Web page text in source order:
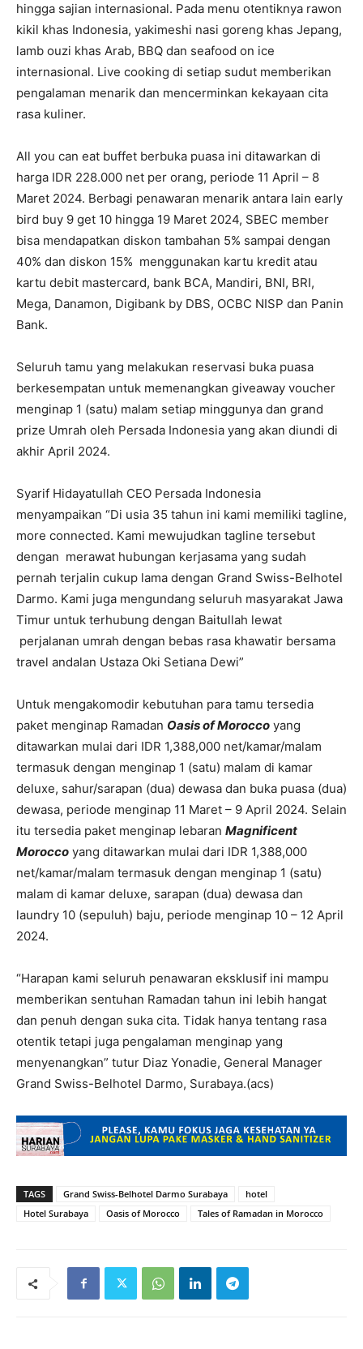
hingga sajian internasional. Pada menu otentiknya rawon
kikil khas Indonesia, yakimeshi nasi goreng khas Jepang,
lamb ouzi khas Arab, BBQ dan seafood on ice
internasional. Live cooking di setiap sudut memberikan
pengalaman menarik dan mencerminkan kekayaan cita
rasa kuliner.
All you can eat buffet berbuka puasa ini ditawarkan di
harga IDR 228.000 net per orang, periode 11 April – 8
Maret 2024. Berbagi penawaran menarik antara lain early
bird buy 9 get 10 hingga 19 Maret 2024, SBEC member
bisa mendapatkan diskon tambahan 5% sampai dengan
40% dan diskon 15% menggunakan kartu kredit atau
kartu debit mastercard, bank BCA, Mandiri, BNI, BRI,
Mega, Danamon, Digibank by DBS, OCBC NISP dan Panin
Bank.
Seluruh tamu yang melakukan reservasi buka puasa
berkesempatan untuk memenangkan giveaway voucher
menginap 1 (satu) malam setiap minggunya dan grand
prize Umrah oleh Persada Indonesia yang akan diundi di
akhir April 2024.
Syarif Hidayatullah CEO Persada Indonesia
menyampaikan “Di usia 35 tahun ini kami memiliki tagline,
more connected. Kami mewujudkan tagline tersebut
dengan merawat hubungan kerjasama yang sudah
pernah terjalin cukup lama dengan Grand Swiss-Belhotel
Darmo. Kami juga mengundang seluruh masyarakat Jawa
Timur untuk terhubung dengan Baitullah lewat
perjalanan umrah dengan bebas rasa khawatir bersama
travel andalan Ustaza Oki Setiana Dewi”
Untuk mengakomodir kebutuhan para tamu tersedia
paket menginap Ramadan Oasis of Morocco yang
ditawarkan mulai dari IDR 1,388,000 net/kamar/malam
termasuk dengan menginap 1 (satu) malam di kamar
deluxe, sahur/sarapan (dua) dewasa dan buka puasa (dua)
dewasa, periode menginap 11 Maret – 9 April 2024. Selain
itu tersedia paket menginap lebaran Magnificent
Morocco yang ditawarkan mulai dari IDR 1,388,000
net/kamar/malam termasuk dengan menginap 1 (satu)
malam di kamar deluxe, sarapan (dua) dewasa dan
laundry 10 (sepuluh) baju, periode menginap 10 – 12 April
2024.
“Harapan kami seluruh penawaran eksklusif ini mampu
memberikan sentuhan Ramadan tahun ini lebih hangat
dan penuh dengan suka cita. Tidak hanya tentang rasa
otentik tetapi juga pengalaman menginap yang
menyenangkan” tutur Diaz Yonadie, General Manager
Grand Swiss-Belhotel Darmo, Surabaya.(acs)
TAGS Grand Swiss-Belhotel Darmo Surabaya
hotel
Hotel Surabaya
Oasis of Morocco Tales of Ramadan in Morocco